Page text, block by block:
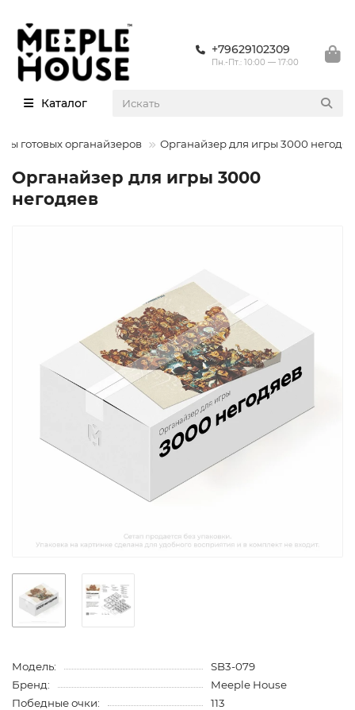
+79629102309
Пн.-Пт.: 10:00 — 17:00
Каталог
готовых органайзеров Органайзер для игры 3000
Органайзер для игры 3000
негодяев
Модель:
SB3-079
Бренд:
Meeple House
Победные очки:
113